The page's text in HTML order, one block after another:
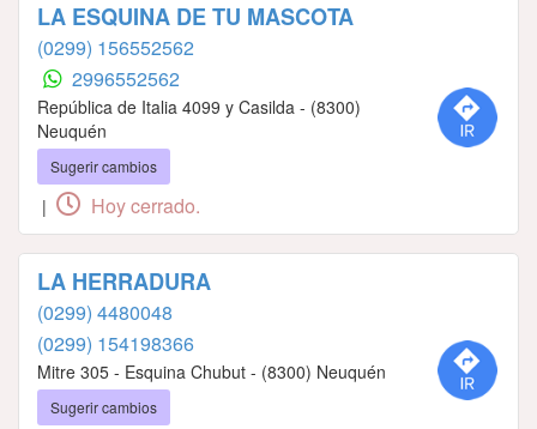
LA ESQUINA DE TU MASCOTA
(0299) 156552562
2996552562
República de Italia 4099 y Casilda - (8300)
Neuquén
Sugerir cambios
| Hoy cerrado.
LA HERRADURA
(0299) 4480048
(0299) 154198366
Mitre 305 - Esquina Chubut - (8300) Neuquén
Sugerir cambios